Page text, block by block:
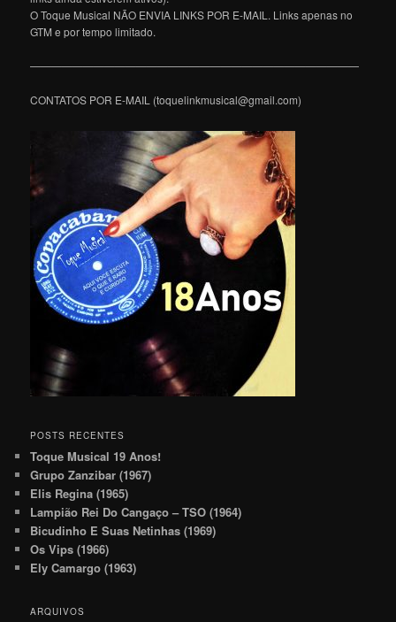
O Toque Musical NÃO ENVIA LINKS POR E-MAIL. Links apenas no
GTM e por tempo limitado.
———————————————————————————————
CONTATOS POR E-MAIL (toquelinkmusical@gmail.com)
POSTS RECENTES
Toque Musical 19 Anos!
Grupo Zanzibar (1967)
Elis Regina (1965)
Lampião Rei Do Cangaço – TSO (1964)
Bicudinho E Suas Netinhas (1969)
Os Vips (1966)
Ely Camargo (1963)
ARQUIVOS